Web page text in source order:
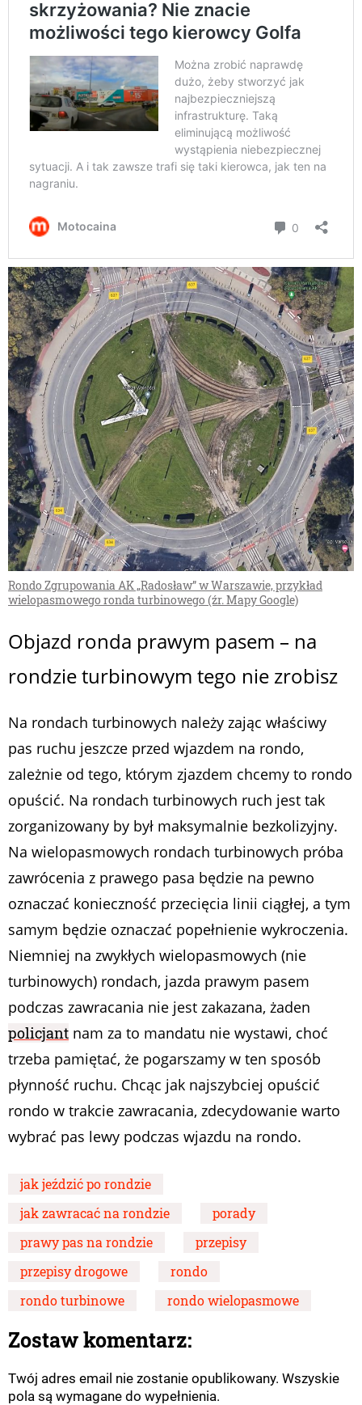
Rondo Zgrupowania AK „Radosław” w Warszawie, przykład
wielopasmowego ronda turbinowego (źr. Mapy Google)
Objazd ronda prawym pasem – na
rondzie turbinowym tego nie zrobisz
Na rondach turbinowych należy zając właściwy
pas ruchu jeszcze przed wjazdem na rondo,
zależnie od tego, którym zjazdem chcemy to rondo
opuścić. Na rondach turbinowych ruch jest tak
zorganizowany by był maksymalnie bezkolizyjny.
Na wielopasmowych rondach turbinowych próba
zawrócenia z prawego pasa będzie na pewno
oznaczać konieczność przecięcia linii ciągłej, a tym
samym będzie oznaczać popełnienie wykroczenia.
Niemniej na zwykłych wielopasmowych (nie
turbinowych) rondach, jazda prawym pasem
podczas zawracania nie jest zakazana, żaden
policjant nam za to mandatu nie wystawi, choć
trzeba pamiętać, że pogarszamy w ten sposób
płynność ruchu. Chcąc jak najszybciej opuścić
rondo w trakcie zawracania, zdecydowanie warto
wybrać pas lewy podczas wjazdu na rondo.
jak jeździć po rondzie
jak zawracać na rondzie
porady
prawy pas na rondzie
przepisy
przepisy drogowe
rondo
rondo turbinowe
rondo wielopasmowe
Zostaw komentarz:
Twój adres email nie zostanie opublikowany. Wszyskie
pola są wymagane do wypełnienia.